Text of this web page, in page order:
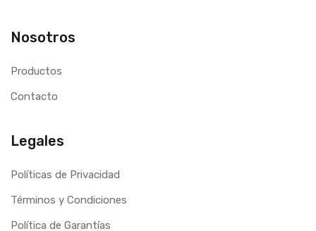
Nosotros
Productos
Contacto
Legales
Políticas de Privacidad
Términos y Condiciones
Política de Garantías